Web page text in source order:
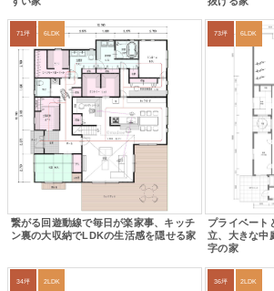
71坪 6LDK
繋がる回遊動線で毎日が楽家事、キッチ
ン裏の大収納でLDKの生活感を隠せる家
73坪 6LDK
プライベート
立、大きな中
字の家
34坪 2LDK 36坪 2LDK